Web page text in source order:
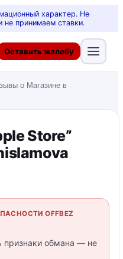
характер. Не
не принимаем ставки.
Оставить жалобу
о Магазине в
Store”
OFFBEZ
признаки обмана — не